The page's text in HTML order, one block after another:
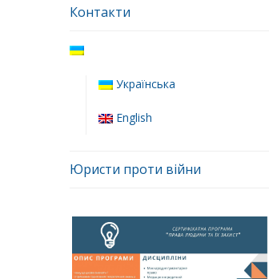
Контакти
Українська
English
Юристи проти війни